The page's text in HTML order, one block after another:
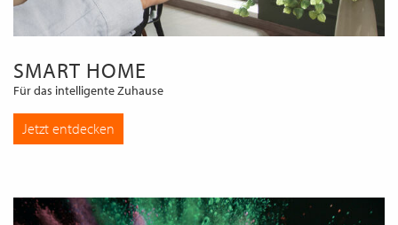
SMART HOME
Für das intelligente Zuhause
Jetzt entdecken